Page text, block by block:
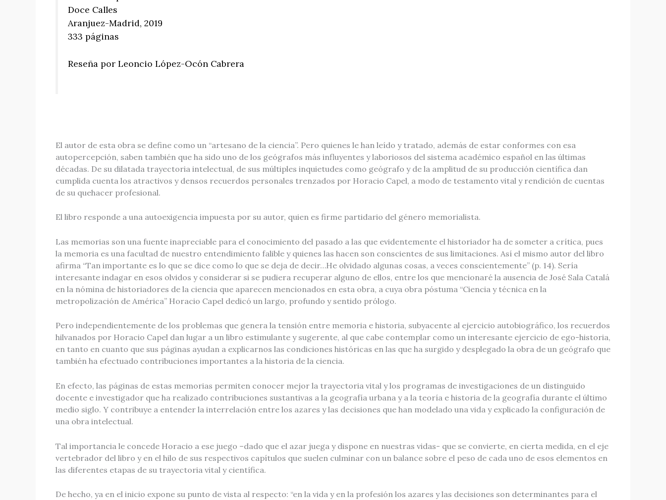
Doce Calles
Aranjuez-Madrid, 2019
333 páginas
Reseña por Leoncio López-Ocón Cabrera
El autor de esta obra se define como un “artesano de la ciencia”. Pero quienes le han leído y tratado, además de estar conformes con esa
autopercepción, saben también que ha sido uno de los geógrafos más influyentes y laboriosos del sistema académico español en las últimas
décadas. De su dilatada trayectoria intelectual, de sus múltiples inquietudes como geógrafo y de la amplitud de su producción científica dan
cumplida cuenta los atractivos y densos recuerdos personales trenzados por Horacio Capel, a modo de testamento vital y rendición de cuentas
de su quehacer profesional.
El libro responde a una autoexigencia impuesta por su autor, quien es firme partidario del género memorialista.
Las memorias son una fuente inapreciable para el conocimiento del pasado a las que evidentemente el historiador ha de someter a crítica, pues
la memoria es una facultad de nuestro entendimiento falible y quienes las hacen son conscientes de sus limitaciones. Así el mismo autor del libro
afirma “Tan importante es lo que se dice como lo que se deja de decir…He olvidado algunas cosas, a veces conscientemente” (p. 14). Sería
interesante indagar en esos olvidos y considerar si se pudiera recuperar alguno de ellos, entre los que mencionaré la ausencia de José Sala Catalá
en la nómina de historiadores de la ciencia que aparecen mencionados en esta obra, a cuya obra póstuma “Ciencia y técnica en la
metropolización de América” Horacio Capel dedicó un largo, profundo y sentido prólogo.
Pero independientemente de los problemas que genera la tensión entre memoria e historia, subyacente al ejercicio autobiográfico, los recuerdos
hilvanados por Horacio Capel dan lugar a un libro estimulante y sugerente, al que cabe contemplar como un interesante ejercicio de ego-historia,
en tanto en cuanto que sus páginas ayudan a explicarnos las condiciones históricas en las que ha surgido y desplegado la obra de un geógrafo que
también ha efectuado contribuciones importantes a la historia de la ciencia.
En efecto, las páginas de estas memorias permiten conocer mejor la trayectoria vital y los programas de investigaciones de un distinguido
docente e investigador que ha realizado contribuciones sustantivas a la geografía urbana y a la teoría e historia de la geografía durante el último
medio siglo. Y contribuye a entender la interrelación entre los azares y las decisiones que han modelado una vida y explicado la configuración de
una obra intelectual.
Tal importancia le concede Horacio a ese juego –dado que el azar juega y dispone en nuestras vidas- que se convierte, en cierta medida, en el eje
vertebrador del libro y en el hilo de sus respectivos capítulos que suelen culminar con un balance sobre el peso de cada uno de esos elementos en
las diferentes etapas de su trayectoria vital y científica.
De hecho, ya en el inicio expone su punto de vista al respecto: “en la vida y en la profesión los azares y las decisiones son determinantes para el